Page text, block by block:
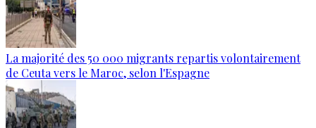
La majorité des 50 000 migrants repartis volontairement
de Ceuta vers le Maroc, selon l'Espagne